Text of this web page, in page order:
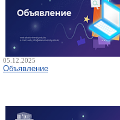
05.12.2025
Объявление